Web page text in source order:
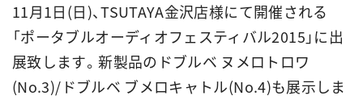
11月1日(日)、TSUTAYA金沢店様にて開催される
「ポータブルオーディオフェスティバル2015」に出
展致します。新製品のドブルベ ヌメロトロワ
(No.3)/ドブルベ ブメロキャトル(No.4)も展示しま